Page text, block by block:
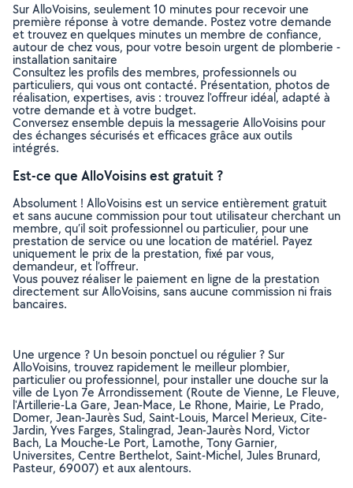
Sur AlloVoisins, seulement 10 minutes pour recevoir une
première réponse à votre demande. Postez votre demande
et trouvez en quelques minutes un membre de confiance,
autour de chez vous, pour votre besoin urgent de plomberie -
installation sanitaire
Consultez les profils des membres, professionnels ou
particuliers, qui vous ont contacté. Présentation, photos de
réalisation, expertises, avis : trouvez l'offreur idéal, adapté à
votre demande et à votre budget.
Conversez ensemble depuis la messagerie AlloVoisins pour
des échanges sécurisés et efficaces grâce aux outils
intégrés.
Est-ce que AlloVoisins est gratuit ?
Absolument ! AlloVoisins est un service entièrement gratuit
et sans aucune commission pour tout utilisateur cherchant un
membre, qu’il soit professionnel ou particulier, pour une
prestation de service ou une location de matériel. Payez
uniquement le prix de la prestation, fixé par vous,
demandeur, et l’offreur.
Vous pouvez réaliser le paiement en ligne de la prestation
directement sur AlloVoisins, sans aucune commission ni frais
bancaires.
Une urgence ? Un besoin ponctuel ou régulier ? Sur
AlloVoisins, trouvez rapidement le meilleur plombier,
particulier ou professionnel, pour installer une douche sur la
ville de Lyon 7e Arrondissement (Route de Vienne, Le Fleuve,
l'Artillerie-La Gare, Jean-Mace, Le Rhone, Mairie, Le Prado,
Domer, Jean-Jaurès Sud, Saint-Louis, Marcel Merieux, Cite-
Jardin, Yves Farges, Stalingrad, Jean-Jaurès Nord, Victor
Bach, La Mouche-Le Port, Lamothe, Tony Garnier,
Universites, Centre Berthelot, Saint-Michel, Jules Brunard,
Pasteur, 69007) et aux alentours.